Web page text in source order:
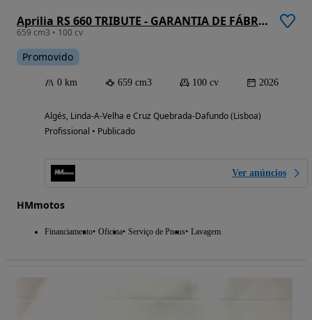
Aprilia RS 660 TRIBUTE - GARANTIA DE FÁBRICA
659 cm3 • 100 cv
Promovido
0 km 659 cm3 100 cv 2026
Algés, Linda-A-Velha e Cruz Quebrada-Dafundo (Lisboa)
Profissional • Publicado
Ver anúncios
HMmotos
Financiamento Oficina Serviço de Pneus Lavagem